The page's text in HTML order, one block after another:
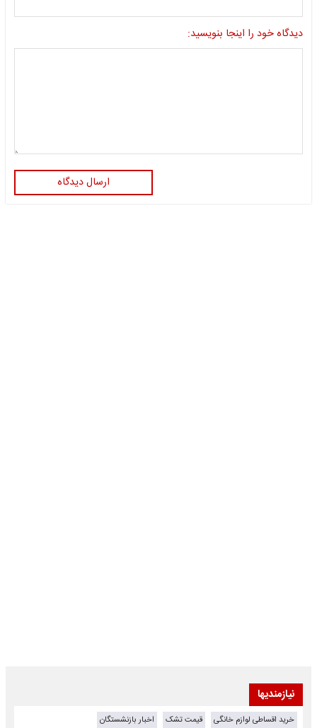
دیدگاه خود را اینجا بنویسید:
ارسال دیدگاه
نیازمندیها
خرید اقساطی لوازم خانگی قیمت تشک
اخبار بازنشستگان